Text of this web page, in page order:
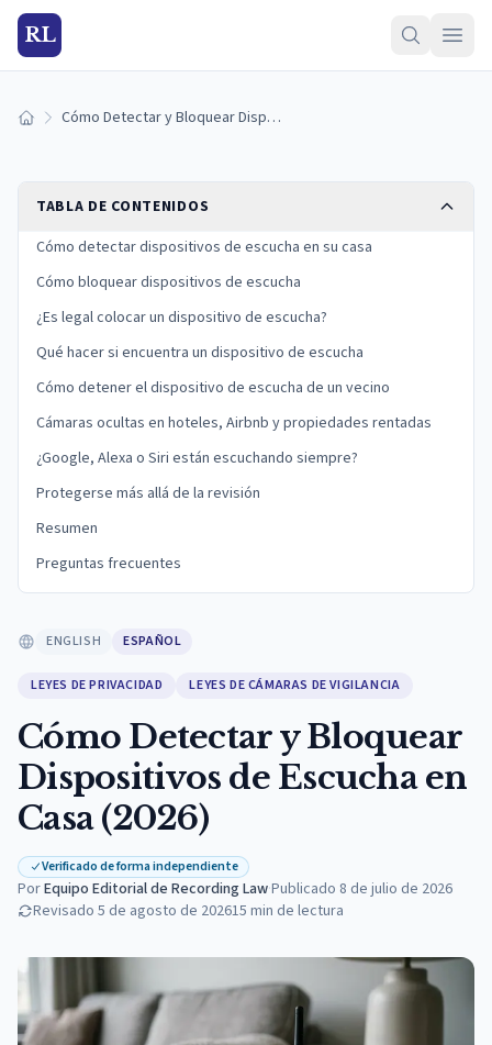
RL
Inicio Cómo Detectar y Bloquear Dispositivos de Escucha en Casa (2026)
TABLA DE CONTENIDOS
Cómo detectar dispositivos de escucha en su casa
Cómo bloquear dispositivos de escucha
¿Es legal colocar un dispositivo de escucha?
Qué hacer si encuentra un dispositivo de escucha
Cómo detener el dispositivo de escucha de un vecino
Cámaras ocultas en hoteles, Airbnb y propiedades rentadas
¿Google, Alexa o Siri están escuchando siempre?
Protegerse más allá de la revisión
Resumen
Preguntas frecuentes
ENGLISH ESPAÑOL
LEYES DE PRIVACIDAD LEYES DE CÁMARAS DE VIGILANCIA
Cómo Detectar y Bloquear
Dispositivos de Escucha en
Casa (2026)
Verificado de forma independiente
PorEquipo Editorial de Recording Law·Publicado 8 de julio de 2026
Revisado 5 de agosto de 202615 min de lectura